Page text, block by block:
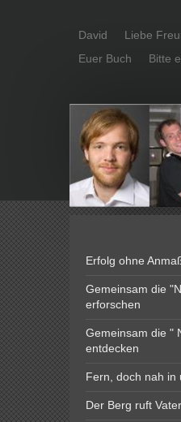
David Liebe
Euer Buch
Bitte
Erfolg ohne
Gemeinsam die
erforschen
Gemeinsam die "
entdecken
Fern, doch nah in
Der Berg ruft